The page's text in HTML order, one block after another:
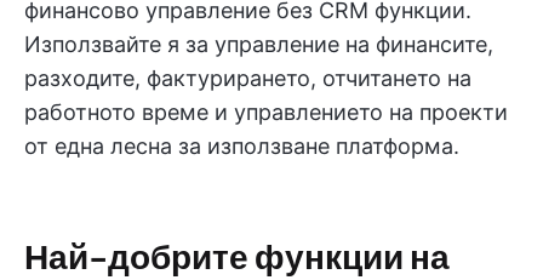
финансово управление без CRM функции.
Използвайте я за управление на финансите,
разходите, фактурирането, отчитането на
работното време и управлението на проекти
от една лесна за използване платформа.
Най-добрите функции на